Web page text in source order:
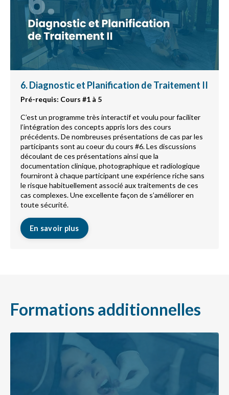
6. Diagnostic et Planification de Traitement II
Pré-requis: Cours #1 à 5
C’est un programme très interactif et voulu pour faciliter
l’intégration des concepts appris lors des cours
précédents. De nombreuses présentations de cas par les
participants sont au coeur du cours #6. Les discussions
découlant de ces présentations ainsi que la
documentation clinique, photographique et radiologique
fourniront à chaque participant une expérience riche sans
le risque habituellement associé aux traitements de ces
cas complexes. Une excellente façon de s’améliorer en
toute sécurité.
En savoir plus
Formations additionnelles